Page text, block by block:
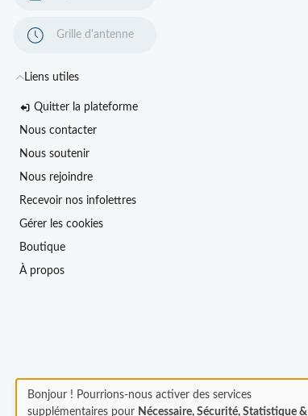
Grille d'antenne
Liens utiles
Quitter la plateforme
Nous contacter
Nous soutenir
Nous rejoindre
Recevoir nos infolettres
Gérer les cookies
Boutique
À propos
Bonjour ! Pourrions-nous activer des services
supplémentaires pour Nécessaire, Sécurité, Statistique &